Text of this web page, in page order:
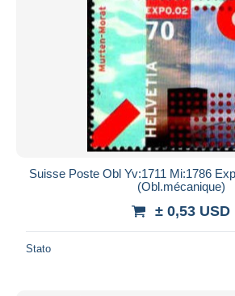
Suisse Poste Obl Yv:1711 Mi:1786
(Obl.mécanique)
± 0,53 USD
Stato